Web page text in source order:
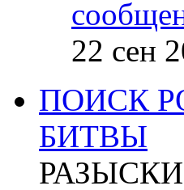
22 сен
ПОИСК
БИТВЫ